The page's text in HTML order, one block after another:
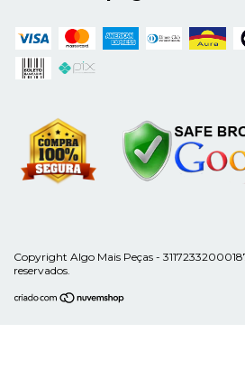
Copyright Algo Mais Peças -
reservados.